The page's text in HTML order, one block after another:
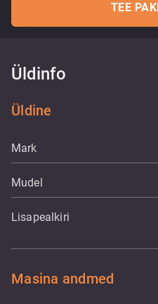
TEE
Üldinfo
Üldine
Mark
Mudel
Lisapealkiri
Masina andmed